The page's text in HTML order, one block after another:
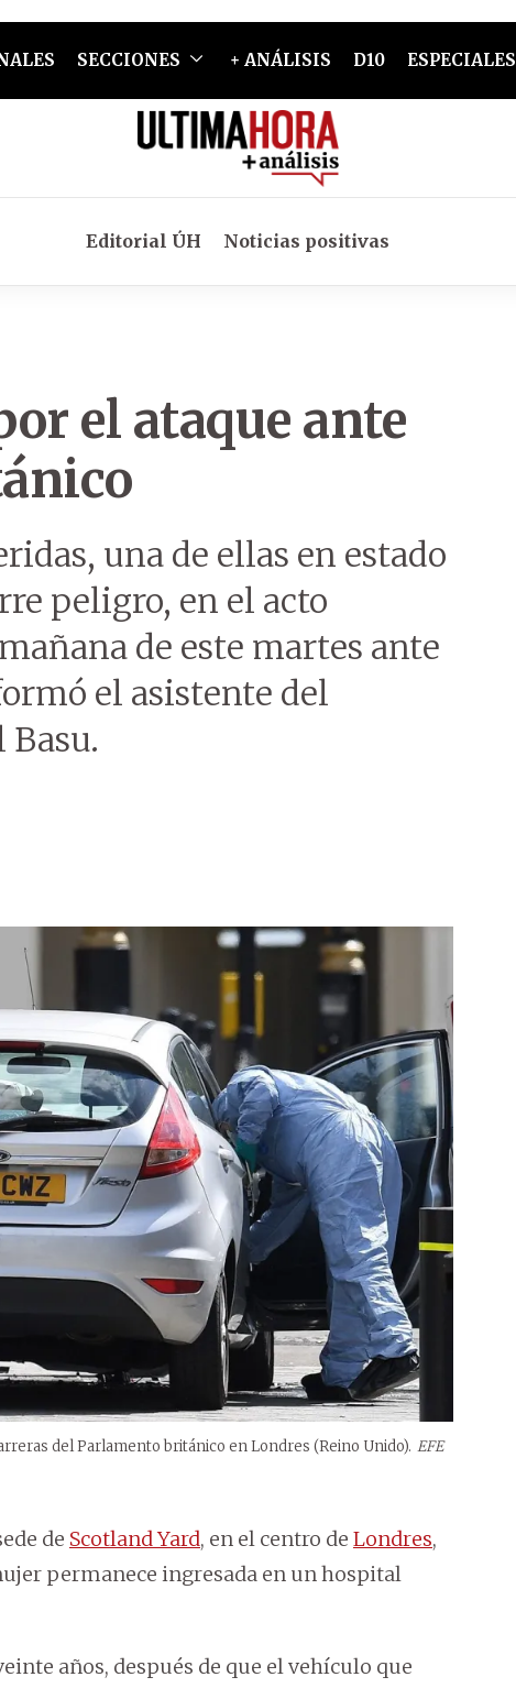
SECCIONES + ANÁLISIS D10 ESPECIALES
Editorial ÚH Noticias positivas
el ataque ante
una de ellas en estado
peligro, en el acto
de este martes ante
el asistente del
del Parlamento británico en Londres (Reino Unido). EFE
de Scotland Yard, en el centro de Londres,
permanece ingresada en un hospital
años, después de que el vehículo que